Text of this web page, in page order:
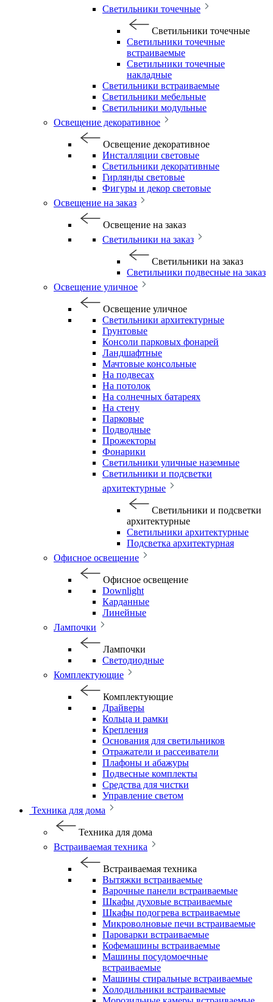
Светильники точечные
Светильники точечные
Светильники точечные
встраиваемые
Светильники точечные
накладные
Светильники встраиваемые
Светильники мебельные
Светильники модульные
Освещение декоративное
Освещение декоративное
Инсталляции световые
Светильники декоративные
Гирлянды световые
Фигуры и декор световые
Освещение на заказ
Освещение на заказ
Светильники на заказ
Светильники на заказ
Светильники подвесные на заказ
Освещение уличное
Освещение уличное
Светильники архитектурные
Грунтовые
Консоли парковых фонарей
Ландшафтные
Мачтовые консольные
На подвесах
На потолок
На солнечных батареях
На стену
Парковые
Подводные
Прожекторы
Фонарики
Светильники уличные наземные
Светильники и подсветки
архитектурные
Светильники и подсветки
архитектурные
Светильники архитектурные
Подсветка архитектурная
Офисное освещение
Офисное освещение
Downlight
Карданные
Линейные
Лампочки
Лампочки
Светодиодные
Комплектующие
Комплектующие
Драйверы
Кольца и рамки
Крепления
Основания для светильников
Отражатели и рассеиватели
Плафоны и абажуры
Подвесные комплекты
Средства для чистки
Управление светом
Техника для дома
Техника для дома
Встраиваемая техника
Встраиваемая техника
Вытяжки встраиваемые
Варочные панели встраиваемые
Шкафы духовые встраиваемые
Шкафы подогрева встраиваемые
Микроволновые печи встраиваемые
Пароварки встраиваемые
Кофемашины встраиваемые
Машины посудомоечные
встраиваемые
Машины стиральные встраиваемые
Холодильники встраиваемые